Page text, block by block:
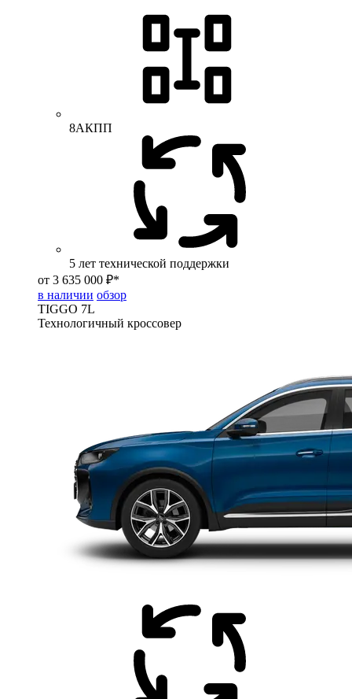
8АКПП
5 лет технической поддержки
от 3 635 000 ₽*
в наличии обзор
TIGGO 7L
Технологичный кроссовер